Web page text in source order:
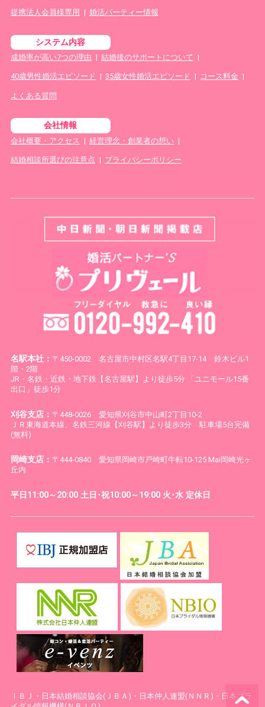
提携法人会員様専用 | 婚活パーティー情報
システム内容
成婚率が高い7つの理由 | 結婚後のサポートについて |
40歳男性婚活エピソード | 35歳女性婚活エピソード | コース料金 |
よくある質問
会社情報
会社概要・アクセス | 経営理念・創業者の想い |
結婚相談所選びの注意点 | プライバシーポリシー
名駅本社： 〒450-0002 名古屋市中村区名駅4丁目17-14 鈴木ビル1
階・2階
JR・名鉄・近鉄・地下鉄【名古屋駅】より徒歩5分 「ユニモール15番
出口」徒歩1分
刈谷支店： 〒448-0026 愛知県刈谷市中山町2丁目10-2
ＪＲ東海道本線、名鉄三河線【刈谷駅】より徒歩3分 駐車場5台完備
(無料)
岡崎支店： 〒444-0840 愛知県岡崎市戸崎町牛転10-125 Mai岡崎光ヶ
丘内
平日11:00～20:00 土日･祝10:00～19:00 火･水 定休日
ⅠＢＪ・日本結婚相談協会(ＪＢＡ)・日本仲人連盟(ＮＮＲ)・日本ブラ